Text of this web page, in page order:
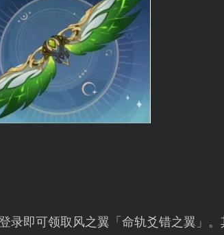
即可领取风之翼「命轨爻错之翼」。